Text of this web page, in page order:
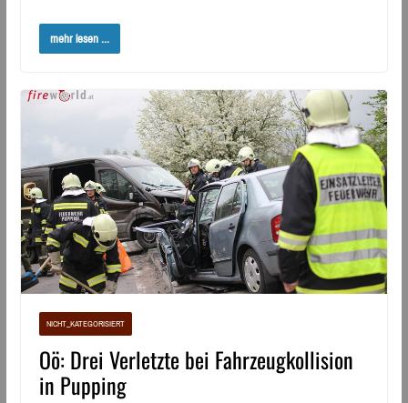
mehr lesen ...
NICHT_KATEGORISIERT
Oö: Drei Verletzte bei Fahrzeugkollision
in Pupping